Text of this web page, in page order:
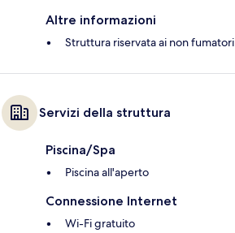
Altre informazioni
Struttura riservata ai non fumatori
Servizi della struttura
Piscina/Spa
Piscina all'aperto
Connessione Internet
Wi-Fi gratuito